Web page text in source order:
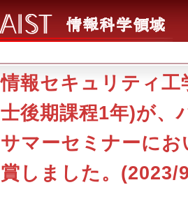
情報セキュリティ
士後期課程1年)が、
サマーセミナーに
賞しました。(2023/